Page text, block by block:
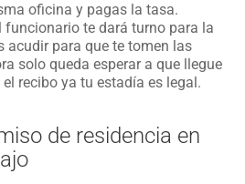
oficina y pagas la tasa.
funcionario te dará turno para la
acudir para que te tomen las
solo queda esperar a que llegue
recibo ya tu estadía es legal.
de residencia en